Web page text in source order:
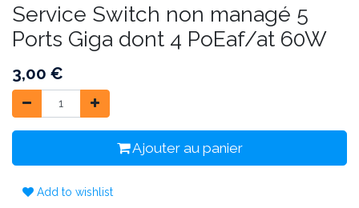
Service Switch non managé 5
Ports Giga dont 4 PoEaf/at 60W
3,00 €
Ajouter au panier
Add to wishlist